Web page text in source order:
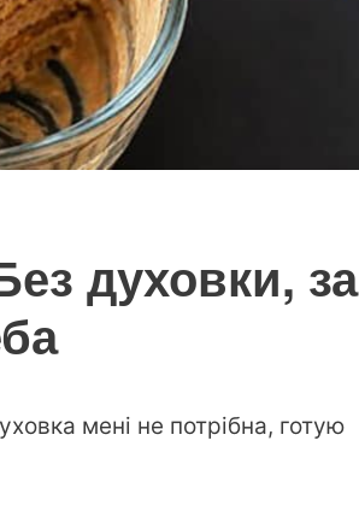
духовки, за
мені не потрібна, готую